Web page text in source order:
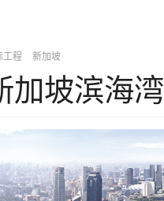
工程 新加坡
加坡滨海湾